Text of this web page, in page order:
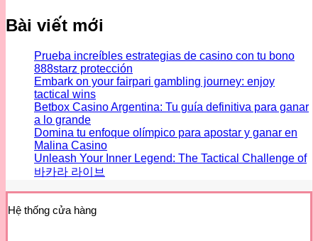
Bài viết mới
Prueba increíbles estrategias de casino con tu bono
888starz protección
Embark on your fairpari gambling journey: enjoy
tactical wins
Betbox Casino Argentina: Tu guía definitiva para ganar
a lo grande
Domina tu enfoque olímpico para apostar y ganar en
Malina Casino
Unleash Your Inner Legend: The Tactical Challenge of
바카라 라이브
Hệ thống cửa hàng